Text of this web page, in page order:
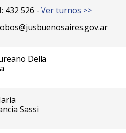
432 526 - Ver turnos >>
Della
Sassi